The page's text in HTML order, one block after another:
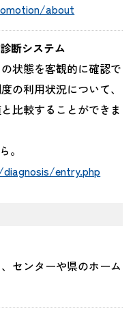
about
断システム
状態を客観的に確認で
の利用状況について、
比較することができま
。
entry.php
センターや県のホーム